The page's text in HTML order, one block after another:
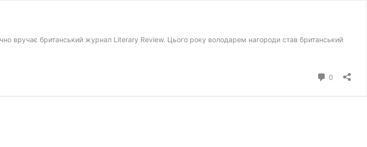
вручає британський журнал Literary Review. Цього року володарем нагороди став британський
0